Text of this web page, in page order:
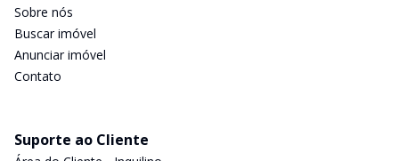
Sobre nós
Buscar imóvel
Anunciar imóvel
Contato
Suporte ao Cliente